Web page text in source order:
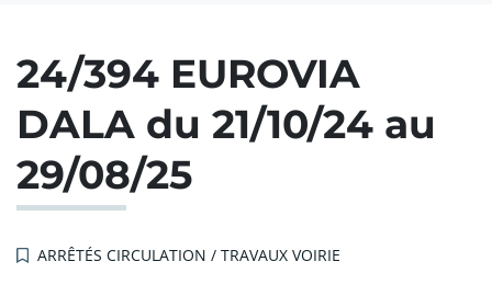
24/394 EUROVIA
DALA du 21/10/24 au
29/08/25
ARRÊTÉS CIRCULATION / TRAVAUX VOIRIE